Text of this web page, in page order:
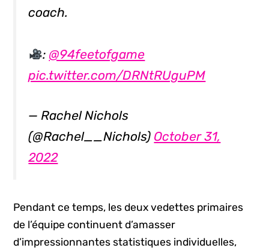
coach.
: @94feetofgame
pic.twitter.com/DRNtRUguPM
— Rachel Nichols
(@Rachel__Nichols) October 31,
2022
Pendant ce temps, les deux vedettes primaires
de l’équipe continuent d’amasser
d’impressionnantes statistiques individuelles,